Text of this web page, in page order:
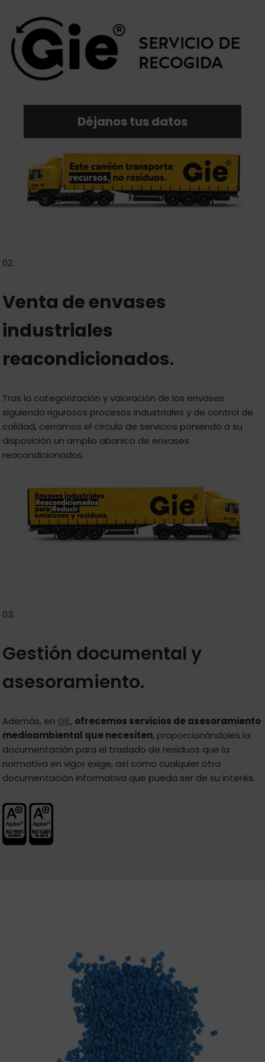
Déjanos tus datos
02.
Venta de envases
industriales
reacondicionados.
Tras la categorización y valoración de los envases
siguiendo rigurosos procesos industriales y de control de
calidad, cerramos el círculo de servicios poniendo a su
disposición un amplio abanico de envases
reacondicionados.
03.
Gestión documental y
asesoramiento.
Además, en GIE, ofrecemos servicios de asesoramiento
medioambiental que necesiten, proporcionándoles la
documentación para el traslado de residuos que la
normativa en vigor exige, así como cualquier otra
documentación informativa que pueda ser de su interés.